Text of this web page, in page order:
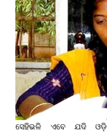
ସେହିଭଳି ଏବେ ଯଦି